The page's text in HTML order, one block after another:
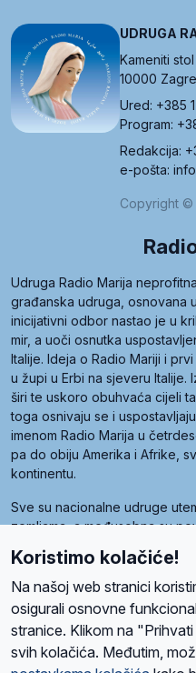
UDRUGA
Kameniti stol
10000
Ured: +385
Program:
Redakcija:
e-pošta:
Copyright ©
Udruga Radio Marija
građanska udruga, osnovana
inicijativni odbor nastao je u
mir, a uoči osnutka
Italije. Ideja o Radio Mariji i
u župi u Erbi na sjeveru Italije.
širi te uskoro obuhvaća cijeli
toga osnivaju se i
imenom Radio Marija u
pa do obiju Amerika i Afrike,
kontinentu.
Sve su nacionalne udruge
zemljama, a međusobna su
Radio Maria). Svjetsku obitelj
kojima je i hrvatska Udruga
O namaRadio ProgramVolonteri
Koristimo kolačiće!
Na našoj web stranici
osigurali osnovne
stranice. Klikom na
svih kolačića. Međutim,